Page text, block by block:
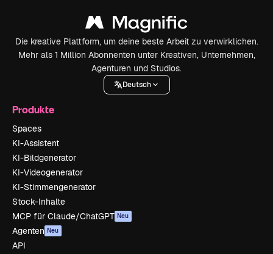
Die kreative Plattform, um deine beste Arbeit zu verwirklichen.
Mehr als 1 Million Abonnenten unter Kreativen, Unternehmen,
Agenturen und Studios.
Deutsch
Produkte
Spaces
KI-Assistent
KI-Bildgenerator
KI-Videogenerator
KI-Stimmengenerator
Stock-Inhalte
MCP für Claude/ChatGPT Neu
Agenten Neu
API